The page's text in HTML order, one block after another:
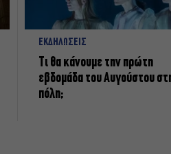
ΕΚΔΗΛΩΣΕΙΣ
Τι θα κάνουμε την πρώτη
εβδομάδα του Αυγούστου
πόλη;